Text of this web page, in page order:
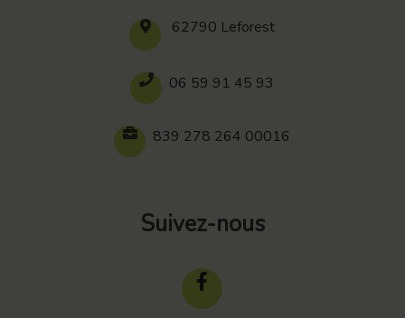
62790 Leforest
06 59 91 45 93
839 278 264 00016
Suivez-nous